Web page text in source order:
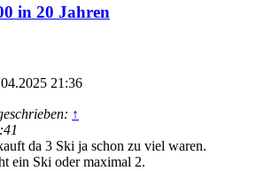
in 20 Jahren
21:36
↑
da 3 Ski ja schon zu viel waren.
ein Ski oder maximal 2.